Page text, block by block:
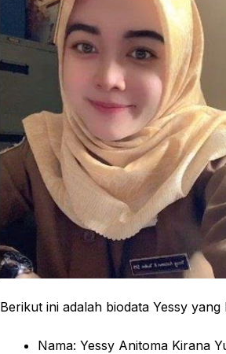
Berikut ini adalah biodata Yessy
Nama: Yessy Anitoma Kirana